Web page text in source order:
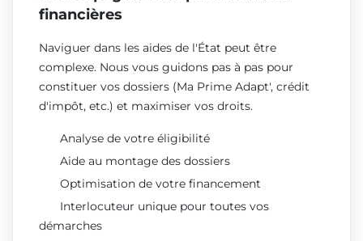
financières
Naviguer dans les aides de l'État peut être
complexe. Nous vous guidons pas à pas pour
constituer vos dossiers (Ma Prime Adapt', crédit
d'impôt, etc.) et maximiser vos droits.
Analyse de votre éligibilité
Aide au montage des dossiers
Optimisation de votre financement
Interlocuteur unique pour toutes vos
démarches